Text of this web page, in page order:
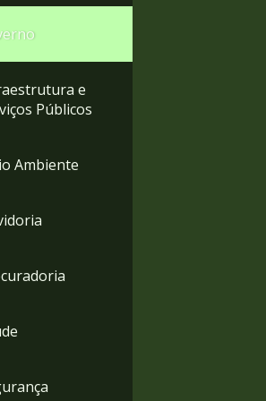
e
Públicos
Ambiente